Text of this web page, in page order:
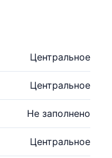
Центральное
Центральное
Не заполнено
Центральное